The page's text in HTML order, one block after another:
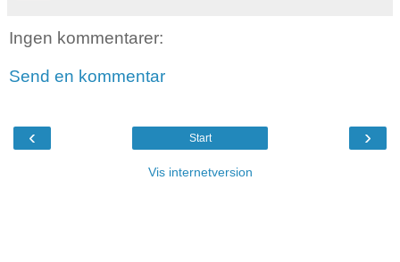
Ingen kommentarer:
Send en kommentar
‹ ›
Start
Vis internetversion